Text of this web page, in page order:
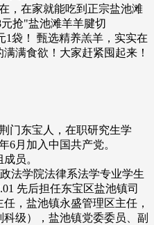
，在家就能吃到正宗盐池滩
抢"盐池滩羊羊腱切
1袋！ 甄选精养羔羊，实实在
满食欲！大家赶紧囤起来！
门东宝人，在职研究生学
6月加入中国共产党。
员。
法学院法律系法学专业学生
先后担任东宝区盐池镇司
，盐池镇永盛管理区主任，
级），盐池镇党委委员、副